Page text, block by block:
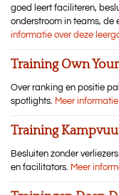
goed leert faciliteren,
onderstroom in teams, de
informatie over deze
Training Own
Over ranking en positie
spotlights. Meer
Training
Besluiten zonder
en facilitators. Meer